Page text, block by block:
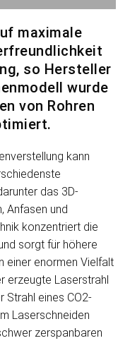
maximale
so Hersteller
wurde
von Rohren
kann
das 3D-
Anfasen und
konzentriert die
sorgt für höhere
einer enormen Vielfalt
erzeugte Laserstrahl
Strahl eines CO2-
Laserschneiden
zerspanbaren